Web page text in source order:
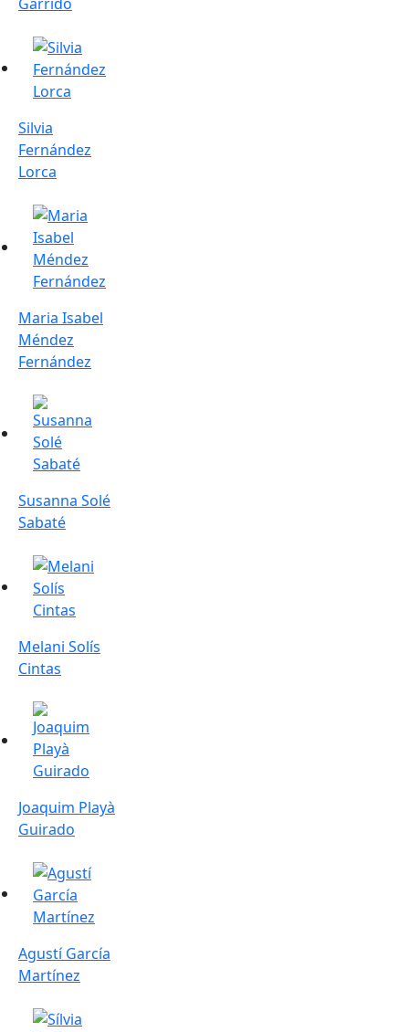
Silvia Fernández Lorca
Silvia
Fernández
Lorca
Maria Isabel Méndez Fernández
Maria Isabel
Méndez
Fernández
Susanna Solé Sabaté
Susanna Solé
Sabaté
Melani Solís Cintas
Melani Solís
Cintas
Joaquim Playà Guirado
Joaquim Playà
Guirado
Agustí García Martínez
Agustí García
Martínez
Sílvia Paris Ojeda